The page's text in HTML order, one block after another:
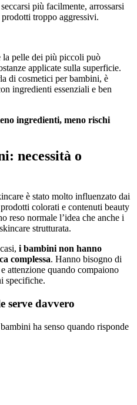
più facilmente, arrossarsi
troppo aggressivi.
la pelle dei più piccoli può
applicate sulla superficie.
di cosmetici per bambini, è
ingredienti essenziali e ben
ingredienti, meno rischi
necessità o
è stato molto influenzato dai
colorati e contenuti beauty
reso normale l’idea che anche i
strutturata.
i bambini non hanno
complessa. Hanno bisogno di
attenzione quando compaiono
specifiche.
serve davvero
ha senso quando risponde